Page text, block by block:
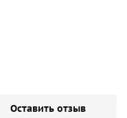
Оставить отзыв